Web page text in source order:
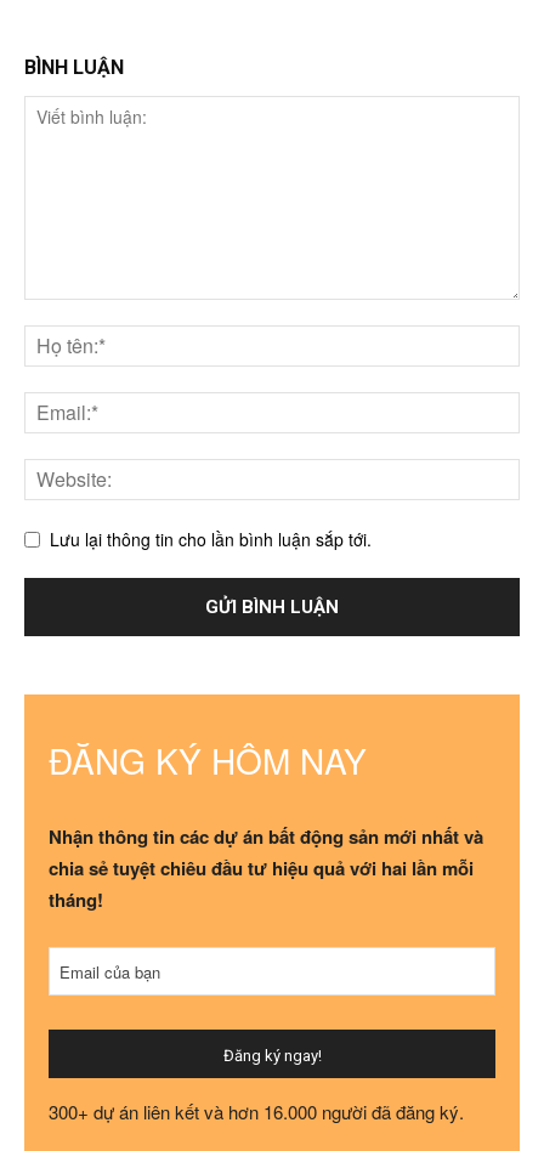
BÌNH LUẬN
Lưu lại thông tin cho lần bình luận sắp tới.
ĐĂNG KÝ HÔM NAY
Nhận thông tin các dự án bất động sản mới nhất và
chia sẻ tuyệt chiêu đầu tư hiệu quả với hai lần mỗi
tháng!
Email *
Email của bạn
Đăng ký ngay!
300+ dự án liên kết và hơn 16.000 người đã đăng ký.